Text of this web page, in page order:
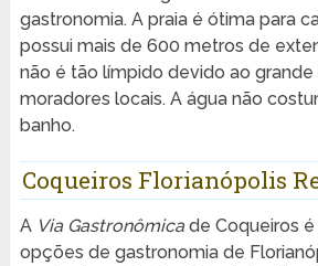
gastronomia. A praia é ótima para
possui mais de 600 metros de
não é tão límpido devido ao
moradores locais. A água não
banho.
Coqueiros Florianópolis
A Via Gastronômicade Coqueiros é
opções de gastronomia de